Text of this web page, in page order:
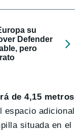
su
Defender
pero
de 4,15 metros
espacio adicional
situada en el